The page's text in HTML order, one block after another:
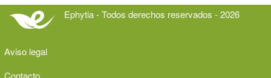
Ephytia - Todos derechos reservados - 2026
Aviso legal
Contacto